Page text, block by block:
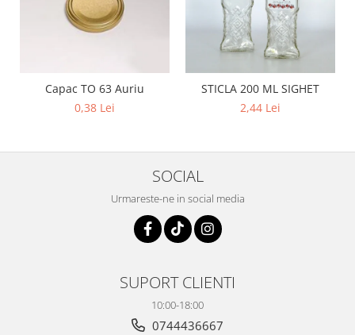
Capac TO 63 Auriu
0,38 Lei
STICLA 200 ML SIGHET
2,44 Lei
SOCIAL
Urmareste-ne in social media
SUPORT CLIENTI
10:00-18:00
0744436667